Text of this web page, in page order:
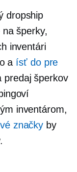
dropship
šperky,
inventári
a ísť dopre
predaj šperkov
inventárom,
značky by